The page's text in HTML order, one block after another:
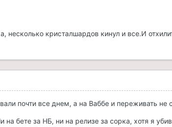
несколько кристалшардов кинул и все.И
почти все днем, а на Ваббе и переживать не
на бете за НБ, ни на релизе за сорка, хотя я